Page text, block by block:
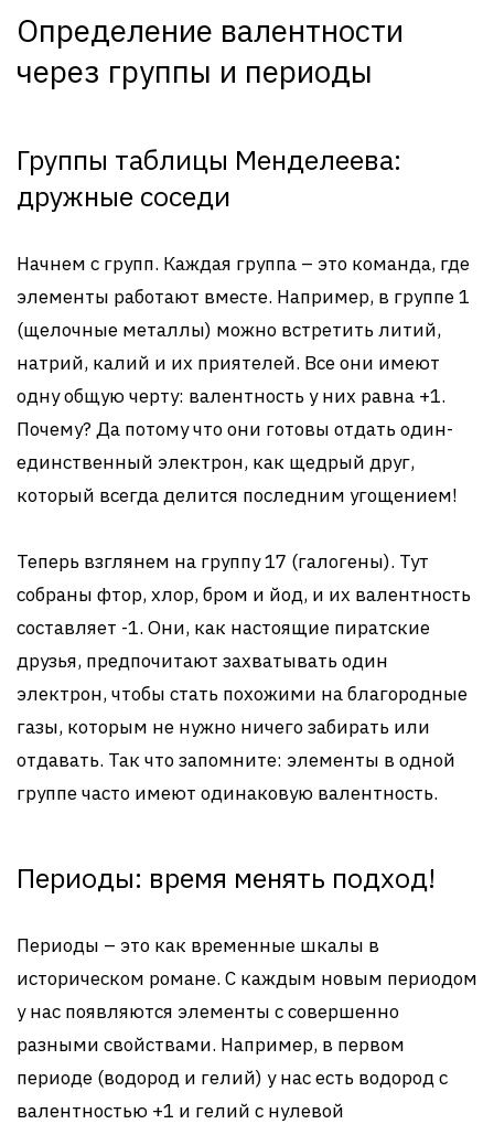
Определение валентности
через группы и периоды
Группы таблицы Менделеева:
дружные соседи
Начнем с групп. Каждая группа – это команда, где
элементы работают вместе. Например, в группе 1
(щелочные металлы) можно встретить литий,
натрий, калий и их приятелей. Все они имеют
одну общую черту: валентность у них равна +1.
Почему? Да потому что они готовы отдать один-
единственный электрон, как щедрый друг,
который всегда делится последним угощением!
Теперь взглянем на группу 17 (галогены). Тут
собраны фтор, хлор, бром и йод, и их валентность
составляет -1. Они, как настоящие пиратские
друзья, предпочитают захватывать один
электрон, чтобы стать похожими на благородные
газы, которым не нужно ничего забирать или
отдавать. Так что запомните: элементы в одной
группе часто имеют одинаковую валентность.
Периоды: время менять подход!
Периоды – это как временные шкалы в
историческом романе. С каждым новым периодом
у нас появляются элементы с совершенно
разными свойствами. Например, в первом
периоде (водород и гелий) у нас есть водород с
валентностью +1 и гелий с нулевой